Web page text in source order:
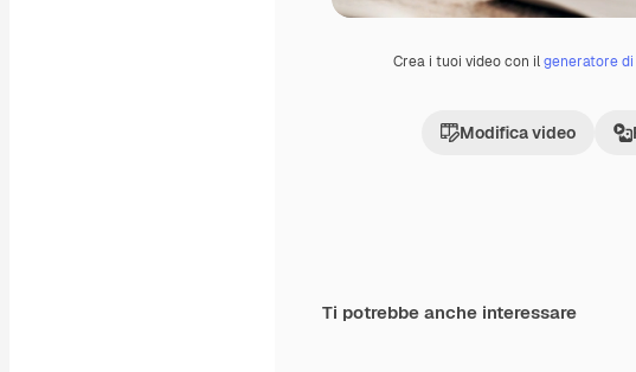
Crea i tuoi video con ilgeneratore di
Modifica video
Ti potrebbe anche interessare